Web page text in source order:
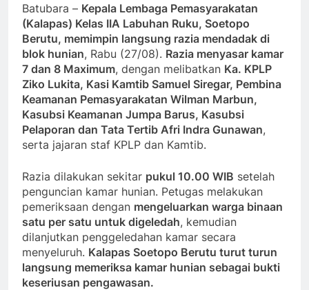
Batubara – Kepala Lembaga Pemasyarakatan
(Kalapas) Kelas IIA Labuhan Ruku, Soetopo
Berutu, memimpin langsung razia mendadak di
blok hunian, Rabu (27/08). Razia menyasar kamar
7 dan 8 Maximum, dengan melibatkan Ka. KPLP
Ziko Lukita, Kasi Kamtib Samuel Siregar, Pembina
Keamanan Pemasyarakatan Wilman Marbun,
Kasubsi Keamanan Jumpa Barus, Kasubsi
Pelaporan dan Tata Tertib Afri Indra Gunawan,
serta jajaran staf KPLP dan Kamtib.
Razia dilakukan sekitar pukul 10.00 WIB setelah
penguncian kamar hunian. Petugas melakukan
pemeriksaan dengan mengeluarkan warga binaan
satu per satu untuk digeledah, kemudian
dilanjutkan penggeledahan kamar secara
menyeluruh. Kalapas Soetopo Berutu turut turun
langsung memeriksa kamar hunian sebagai bukti
keseriusan pengawasan.